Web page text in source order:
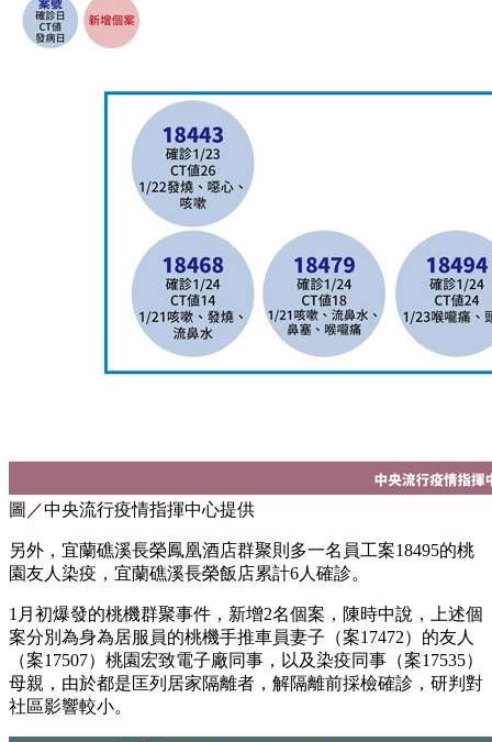
圖／中央流行疫情指揮中心提供
另外，宜蘭礁溪長榮鳳凰酒店群聚則多一名員工案18495的桃
園友人染疫，宜蘭礁溪長榮飯店累計6人確診。
1月初爆發的桃機群聚事件，新增2名個案，陳時中說，上述個
案分別為身為居服員的桃機手推車員妻子（案17472）的友人
（案17507）桃園宏致電子廠同事，以及染疫同事（案17535）
母親，由於都是匡列居家隔離者，解隔離前採檢確診，研判對
社區影響較小。